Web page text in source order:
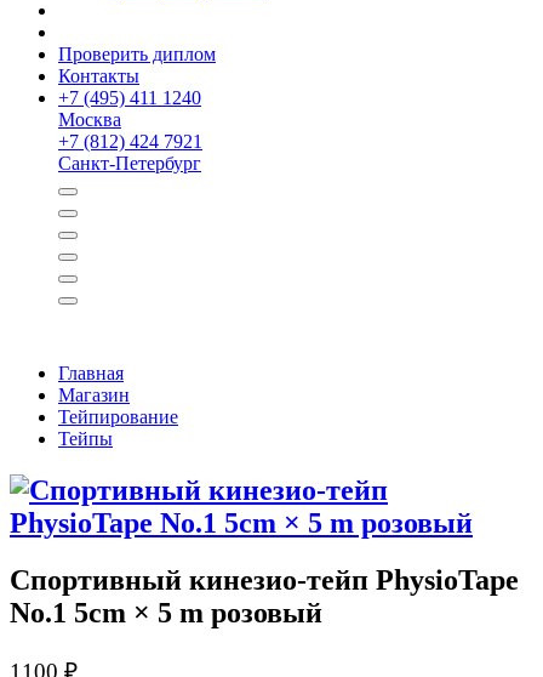
Проверить диплом
Контакты
+7 (495) 411 1240
Москва
+7 (812) 424 7921
Санкт-Петербург
Главная
Магазин
Тейпирование
Тейпы
Спортивный кинезио­-тейп PhysioTape
No.1 5cm × 5 m розовый
1100 ₽